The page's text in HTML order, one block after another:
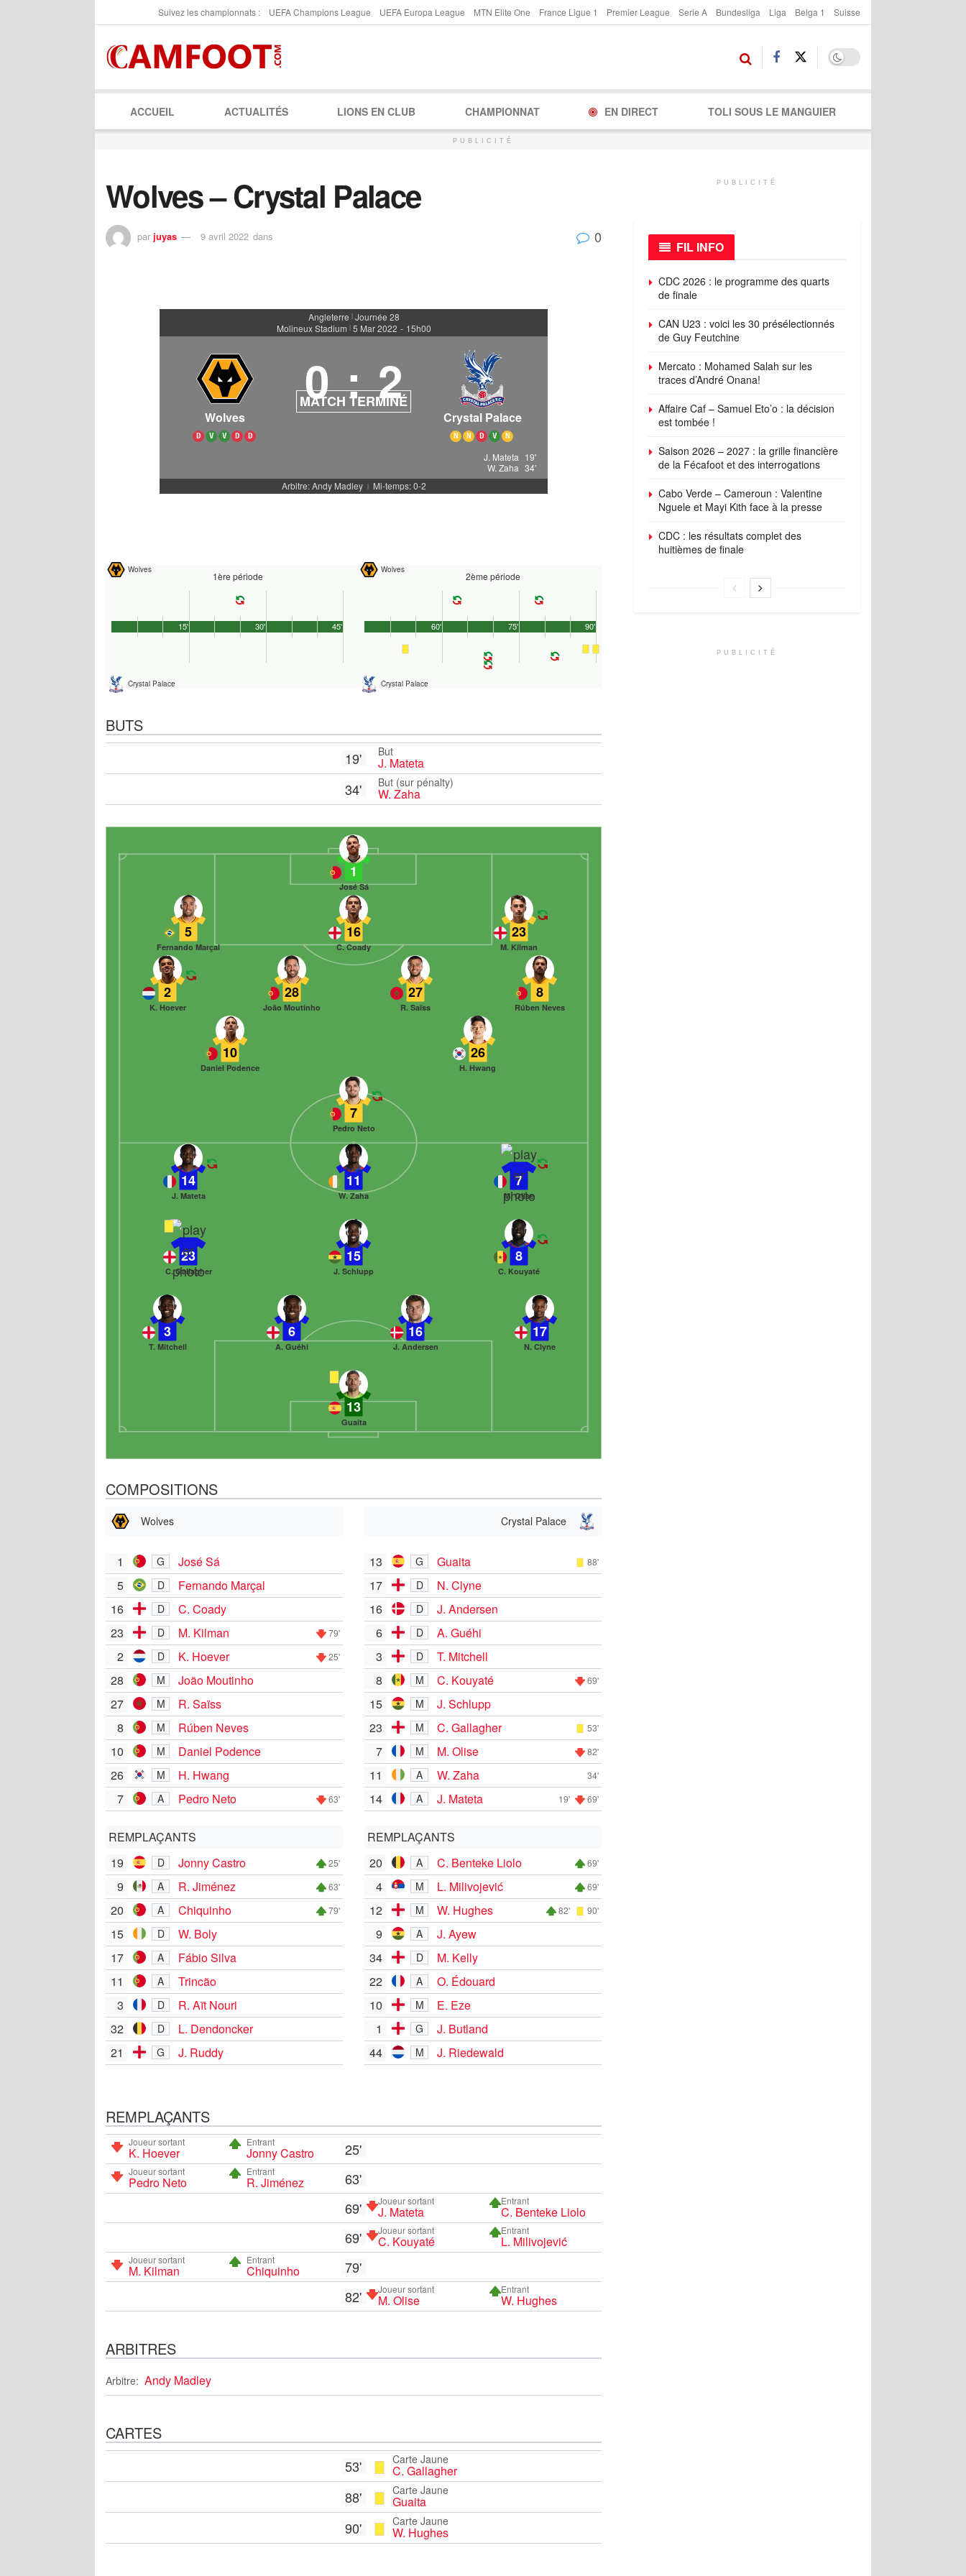
Suivez les championnats : UEFA Champions League UEFA Europa League MTN Elite One France Ligue 1 Premier League Serie A Bundesliga Liga Belga 1 Suisse
ACCUEIL ACTUALITÉS LIONS EN CLUB CHAMPIONNAT EN DIRECT TOLI SOUS LE MANGUIER
PUBLICITÉ
Wolves – Crystal Palace
par juyas 9 avril 2022 dans 0
Angleterre | Journée 28
Molineux Stadium | 5 Mar 2022 - 15h00
Wolves
D V V D D
0 : 2
MATCH TERMINÉ
Crystal Palace
N N D V N
J. Mateta 19'
W. Zaha 34'
Arbitre: Andy Madley | Mi-temps: 0-2
Wolves
1ère période
Crystal Palace
45'
15' 30'
Wolves
2ème période
Crystal Palace
90'
60' 75'
BUTS
19' But
J. Mateta
34' But (sur pénalty)
W. Zaha
1
José Sá
23
M. Kilman
16
C. Coady
5
Fernando Marçal
8
Rúben Neves
27
R. Saïss
28
João Moutinho
2
K. Hoever
26
H. Hwang
10
Daniel Podence
7
Pedro Neto
13
Guaita
3
T. Mitchell
6
A. Guéhi
16
J. Andersen
17
N. Clyne
23
C. Gallagher
15
J. Schlupp
8
C. Kouyaté
14
J. Mateta
11
W. Zaha
7
M. Olise
COMPOSITIONS
Wolves
1 G
José Sá
5
D
Fernando Marçal
16
D
C. Coady
23
D M. Kilman 79'
2 D K. Hoever 25'
28 M
João Moutinho
27
M
R. Saïss
8
M
Rúben Neves
10
M
Daniel Podence
26
M
H. Hwang
7
A Pedro Neto 63'
REMPLAÇANTS
19
D Jonny Castro 25'
9 A R. Jiménez 63'
20 A Chiquinho 79'
15 D
W. Boly
17
A
Fábio Silva
11
A
Trincão
3
D
R. Aït Nouri
32
D
L. Dendoncker
21
G J. Ruddy
Crystal Palace
13 G Guaita 88'
17 D
N. Clyne
16
D
J. Andersen
6
D
A. Guéhi
3
D
T. Mitchell
8
M C. Kouyaté 69'
15 M
J. Schlupp
23
M C. Gallagher 53'
7 M M. Olise 82'
11 A W. Zaha 34'
14 A J. Mateta 19' 69'
REMPLAÇANTS
20
A C. Benteke Liolo 69'
4 M L. Milivojević 69'
12 M W. Hughes 82' 90'
9 A
J. Ayew
34
D
M. Kelly
22
A
O. Édouard
10
M
E. Eze
1
G
J. Butland
44
M J. Riedewald
REMPLAÇANTS
Joueur sortant
K. Hoever
Entrant
Jonny Castro 25'
Joueur sortant
Pedro Neto
Entrant
R. Jiménez
63'
69'
Joueur sortant
J. Mateta
Entrant
C. Benteke Liolo
69' Joueur sortant
C. Kouyaté
Entrant
L. Milivojević
Joueur sortant
M. Kilman
Entrant
Chiquinho
79'
82'
Joueur sortant
M. Olise
Entrant
W. Hughes
ARBITRES
Arbitre: Andy Madley
CARTES
53' Carte Jaune
C. Gallagher
88' Carte Jaune
Guaita
90' Carte Jaune
W. Hughes
PUBLICITÉ
FIL INFO
CDC 2026 : le programme des quarts
de finale
CAN U23 : voici les 30 présélectionnés
de Guy Feutchine
Mercato : Mohamed Salah sur les
traces d’André Onana!
Affaire Caf – Samuel Eto’o : la décision
est tombée !
Saison 2026 – 2027 : la grille financière
de la Fécafoot et des interrogations
Cabo Verde – Cameroun : Valentine
Nguele et Mayi Kith face à la presse
CDC : les résultats complet des
huitièmes de finale
PUBLICITÉ